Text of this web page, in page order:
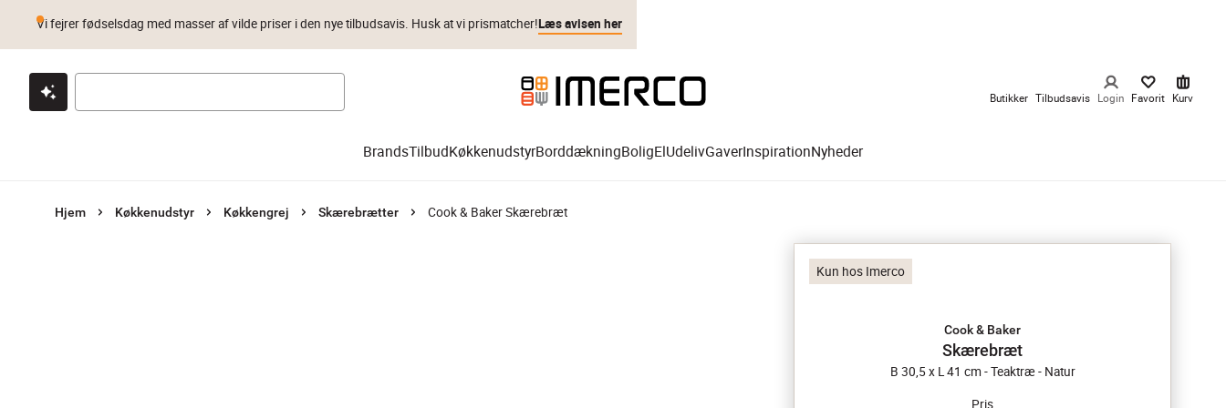
Klik & hent Byt i 1 år Prismatch
Vi fejrer fødselsdag med masser af vilde priser i den nye tilbudsavis. Husk at vi prismatcher!Læs avisen her
Butikker Tilbudsavis Login Favorit Kurv
BrandsTilbudKøkkenudstyrBorddækningBoligElUdelivGaverInspirationNyheder
Hjem Køkkenudstyr Køkkengrej Skærebrætter Cook & Baker Skærebræt
Kun hos Imerco
Cook & Baker
Skærebræt
B 30,5 x L 41 cm - Teaktræ - Natur
Pris